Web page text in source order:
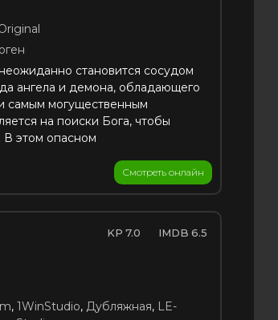
становится сосудом
ангела и демона, обладающего
самым могущественным
на поиски Бога, чтобы
В этом опасном
Смотреть онлайн
7.0 6.5
, 1WinStudio, Дубляжная, LE-